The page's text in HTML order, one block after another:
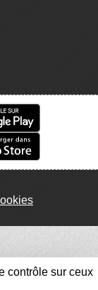
contrôle sur ceux